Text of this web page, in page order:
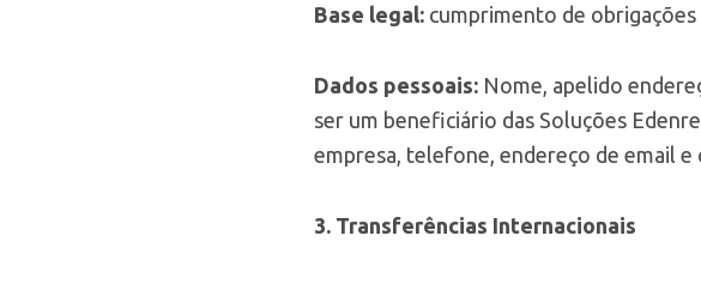
Base legal: cumprimento de
Dados pessoais: Nome, apelido
ser um beneficiário das Soluções
empresa, telefone, endereço de email e
3. Transferências Internacionais